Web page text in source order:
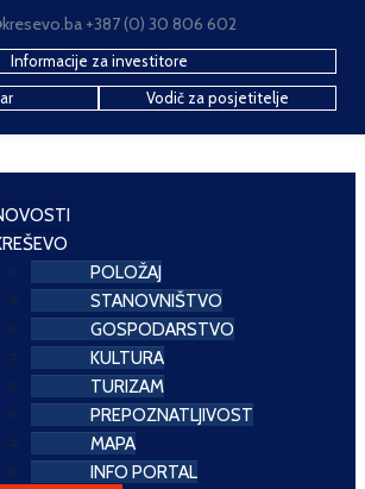
+387 (0) 30 806 602
Informacije za investitore
Vodič za posjetitelje
POLOŽAJ
STANOVNIŠTVO
GOSPODARSTVO
KULTURA
TURIZAM
PREPOZNATLJIVOST
MAPA
INFO PORTAL